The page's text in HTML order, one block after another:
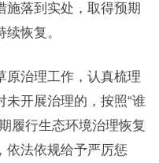
施落到实处，取得预期
恢复。
原治理工作，认真梳理
开展治理的，按照“谁
履行生态环境治理恢复
依法依规给予严厉惩